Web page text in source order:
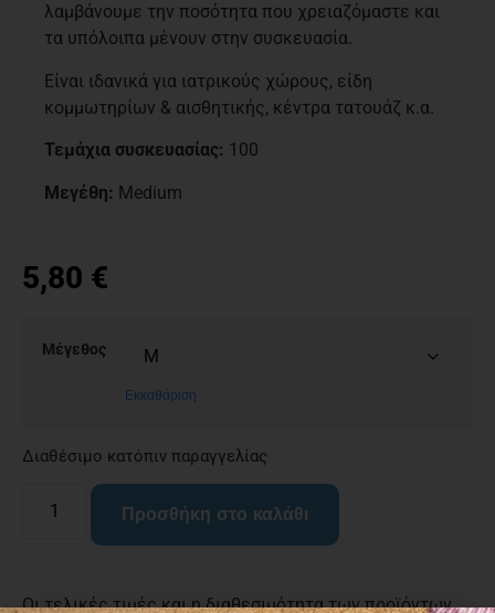
λαμβάνουμε την ποσότητα που χρειαζόμαστε και
τα υπόλοιπα μένουν στην συσκευασία.
Είναι ιδανικά για ιατρικούς χώρους, είδη
κομμωτηρίων & αισθητικής, κέντρα τατουάζ κ.α.
Τεμάχια συσκευασίας: 100
Μεγέθη: Medium
5,80 €
Μέγεθος
Εκκαθάριση
Διαθέσιμο κατόπιν παραγγελίας
Προσθήκη στο καλάθι
Οι τελικές τιμές και η διαθεσιμότητα των προϊόντων